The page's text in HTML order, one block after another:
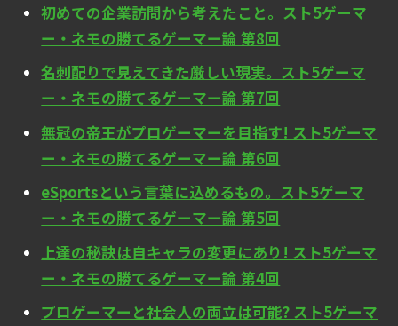
初めての企業訪問から考えたこと。スト5ゲーマ
ー・ネモの勝てるゲーマー論 第8回
名刺配りで見えてきた厳しい現実。スト5ゲーマ
ー・ネモの勝てるゲーマー論 第7回
無冠の帝王がプロゲーマーを目指す! スト5ゲーマ
ー・ネモの勝てるゲーマー論 第6回
eSportsという言葉に込めるもの。スト5ゲーマ
ー・ネモの勝てるゲーマー論 第5回
上達の秘訣は自キャラの変更にあり! スト5ゲーマ
ー・ネモの勝てるゲーマー論 第4回
プロゲーマーと社会人の両立は可能? スト5ゲーマ